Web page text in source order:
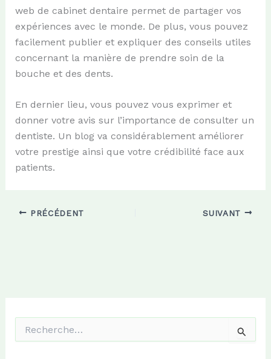
web de cabinet dentaire permet de partager vos
expériences avec le monde. De plus, vous pouvez
facilement publier et expliquer des conseils utiles
concernant la manière de prendre soin de la
bouche et des dents.
En dernier lieu, vous pouvez vous exprimer et
donner votre avis sur l’importance de consulter un
dentiste. Un blog va considérablement améliorer
votre prestige ainsi que votre crédibilité face aux
patients.
PRÉCÉDENT SUIVANT